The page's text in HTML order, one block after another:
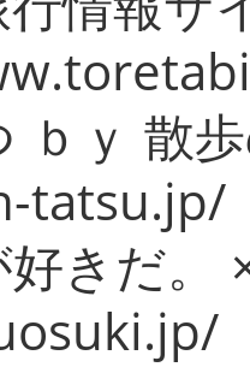
ｂｙ 散
tatsu.jp/
きだ。